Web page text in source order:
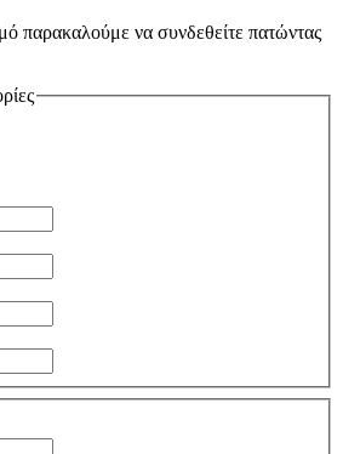
παρακαλούμε να συνδεθείτε πατώντας